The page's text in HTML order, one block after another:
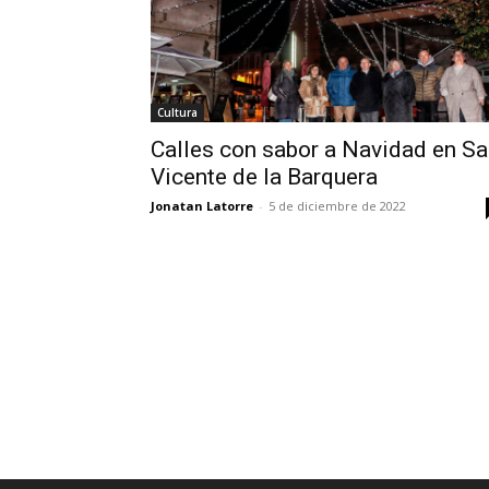
Cultura
Calles con sabor a Navidad en
Vicente de la Barquera
Jonatan Latorre - 5 de diciembre de 2022